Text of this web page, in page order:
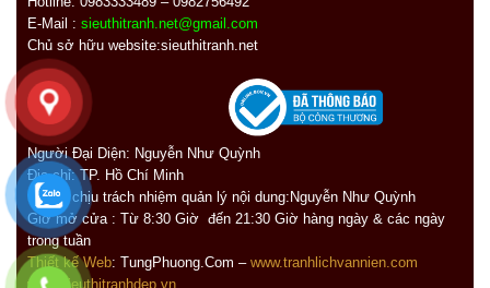
E-Mail : sieuthitranh.net@gmail.com
Chủ sở hữu website:sieuthitranh.net
Người Đại Diện: Nguyễn Như Quỳnh
Địa chỉ:TP. Hồ Chí Minh
Người chịu trách nhiệm quản lý nội dung:Nguyễn Như Quỳnh
Giờ mở cửa : Từ 8:30 Giờ đến 21:30 Giờ hàng ngày & các ngày
trong tuần
Thiết kế Web: TungPhuong.Com – www.tranhlichvannien.com
www.sieuthitranhdep.vn